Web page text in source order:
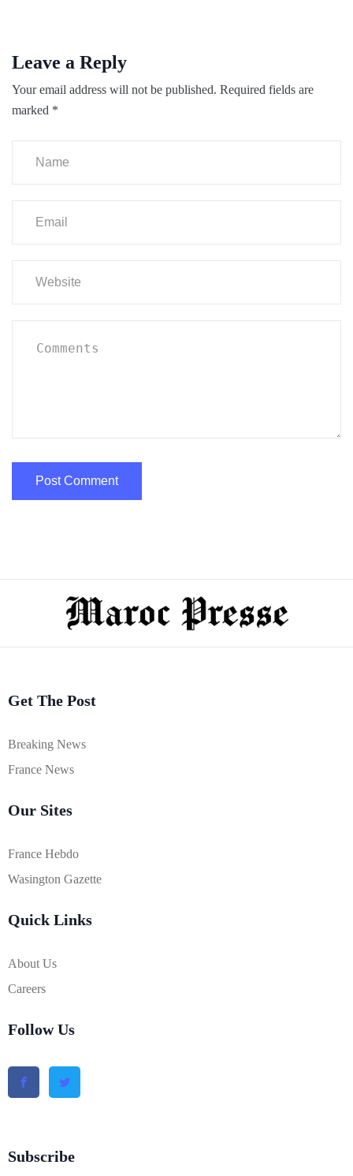
Leave a Reply
Your email address will not be published. Required fields are
marked *
Get The Post
Breaking News
France News
Our Sites
France Hebdo
Wasington Gazette
Quick Links
About Us
Careers
Follow Us
Subscribe